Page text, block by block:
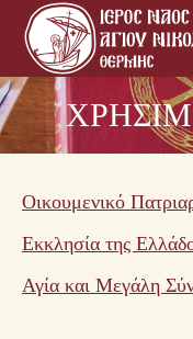
Οικουμενικό
Εκκλησία της
Αγία και Μεγάλη